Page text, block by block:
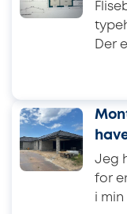
Der
Jeg
for
i min